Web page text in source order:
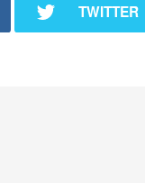
TWITTER